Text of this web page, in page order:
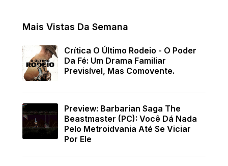
Mais Vistas Da Semana
Crítica O Último Rodeio - O Poder
Da Fé: Um Drama Familiar
Previsível, Mas Comovente.
Preview: Barbarian Saga The
Beastmaster (PC): Você Dá Nada
Pelo Metroidvania Até Se Viciar
Por Ele